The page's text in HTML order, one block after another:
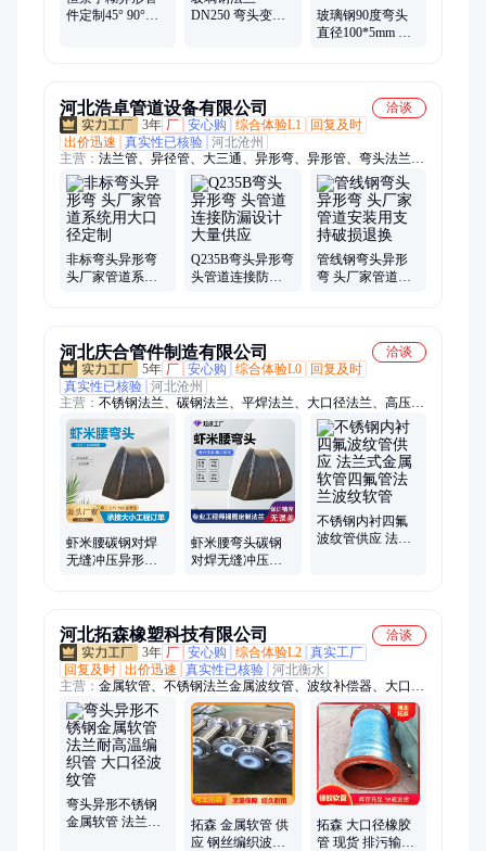
件定制45° 90°玻
DN250 弯头变径
玻璃钢90度弯头
直径100*5mm 恒
河北浩卓管道设备有限公司
洽谈
3年 厂 安心购 综合体验L1
回复及时
出价迅速
真实性已核验 河北沧州
主营： 法兰管、异径管、大三通、异形弯、异形管、弯头法兰、
双盘弯头、厚壁管、法兰盘、化工管、斜三通、石化管、法兰
片、高压管、焊接管、折流板、碳钢管、三通河、船标管、变径
管、连接防漏、管线钢弯、加高管帽、热卷法兰、异径三通
非标弯头异形弯
头厂家管道系统
Q235B弯头异形弯
头管道连接防漏
管线钢弯头异形
弯 头厂家管道安
河北庆合管件制造有限公司
洽谈
5年 厂 安心购 综合体验L0
回复及时
真实性已核验 河北沧州
主营： 不锈钢法兰、碳钢法兰、平焊法兰、大口径法兰、高压法
兰、三通、封头、管帽
虾米腰碳钢对焊
无缝冲压异形定
虾米腰弯头碳钢
对焊无缝冲压异
不锈钢内衬四氟
波纹管供应 法兰
河北拓森橡塑科技有限公司
洽谈
3年 厂 安心购 综合体验L2 真实工厂
回复及时 出价迅速 真实性已核验 河北衡水
主营： 金属软管、不锈钢法兰金属波纹管、波纹补偿器、大口径
橡胶管、橡胶软连接、法兰胶管、四氟软管、法兰膨胀节
弯头异形不锈钢
金属软管 法兰耐
拓森 金属软管 供
应 钢丝编织波纹
拓森 大口径橡胶
管 现货 排污输水